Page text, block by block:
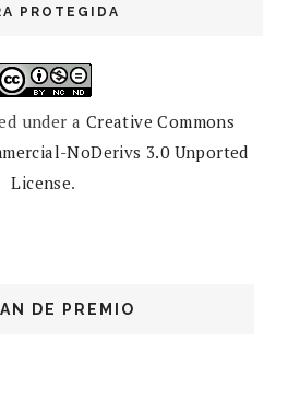
PROTEGIDA
under a Creative Commons
NoDerivs 3.0 Unported
License.
DE PREMIO